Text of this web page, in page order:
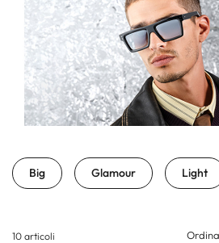
Big Glamour Light
10 articoli